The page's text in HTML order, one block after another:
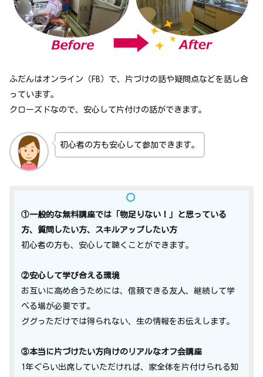
ふだんはオンライン（FB）で、片づけの話や疑問点などを話し合
っています。
クローズドなので、安心して片付けの話ができます。
初心者の方も安心して参加できます。
①一般的な無料講座では「物足りない！」と思っている
方、質問したい方、スキルアップしたい方
初心者の方も、安心して聴くことができます。
②安心して学び合える環境
お互いに高め合うためには、信頼できる友人、継続して学
べる場が必要です。
ググっただけでは得られない、生の情報をお伝えします。
③本当に片づけたい方向けのリアルなオフ会講座
1年ぐらい出席していただければ、家全体を片付けられる知